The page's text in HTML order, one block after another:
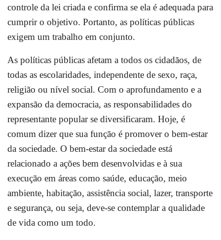
controle da lei criada e confirma se ela é adequada para
cumprir o objetivo. Portanto, as políticas públicas
exigem um trabalho em conjunto.
As políticas públicas afetam a todos os cidadãos, de
todas as escolaridades, independente de sexo, raça,
religião ou nível social. Com o aprofundamento e a
expansão da democracia, as responsabilidades do
representante popular se diversificaram. Hoje, é
comum dizer que sua função é promover o bem-estar
da sociedade. O bem-estar da sociedade está
relacionado a ações bem desenvolvidas e à sua
execução em áreas como saúde, educação, meio
ambiente, habitação, assistência social, lazer, transporte
e segurança, ou seja, deve-se contemplar a qualidade
de vida como um todo.